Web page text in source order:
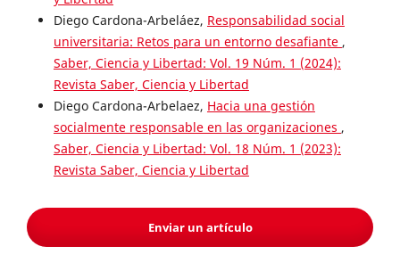
Diego Cardona-Arbeláez, Responsabilidad social
universitaria: Retos para un entorno desafiante ,
Saber, Ciencia y Libertad: Vol. 19 Núm. 1 (2024):
Revista Saber, Ciencia y Libertad
Diego Cardona-Arbelaez, Hacia una gestión
socialmente responsable en las organizaciones ,
Saber, Ciencia y Libertad: Vol. 18 Núm. 1 (2023):
Revista Saber, Ciencia y Libertad
Enviar un artículo